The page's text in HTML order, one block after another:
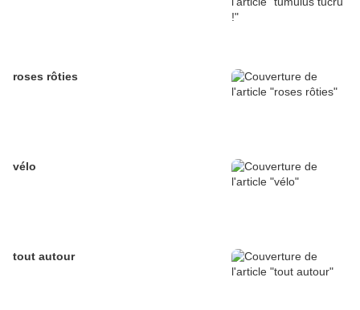
roses rôties
vélo
tout autour